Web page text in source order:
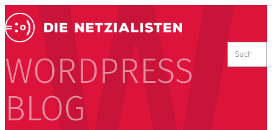
WORDPRESS
BLOG
nach: